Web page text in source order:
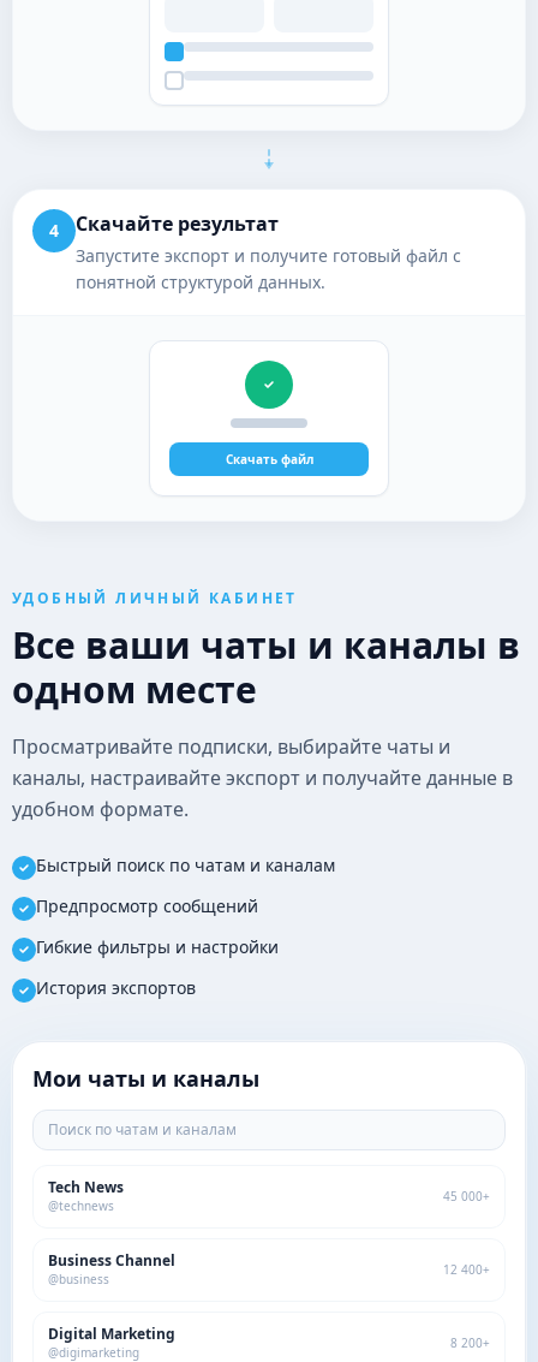
4 Скачайте результат
Запустите экспорт и получите готовый файл с
понятной структурой данных.
Скачать файл
УДОБНЫЙ ЛИЧНЫЙ КАБИНЕТ
Все ваши чаты и каналы в
одном месте
Просматривайте подписки, выбирайте чаты и
каналы, настраивайте экспорт и получайте данные в
удобном формате.
Быстрый поиск по чатам и каналам
Предпросмотр сообщений
Гибкие фильтры и настройки
История экспортов
Мои чаты и каналы
Поиск по чатам и каналам
Tech News
@technews
45 000+
Business Channel
@business
12 400+
Digital Marketing
@digimarketing
8 200+